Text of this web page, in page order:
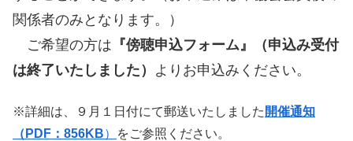
関係者のみとなります。）
ご希望の方は 『傍聴申込フォーム』（申込み受付
は終了いたしました） よりお申込みください。
※詳細は、９月１日付にて郵送いたしました 開催通知
（PDF：856KB）
をご参照ください。